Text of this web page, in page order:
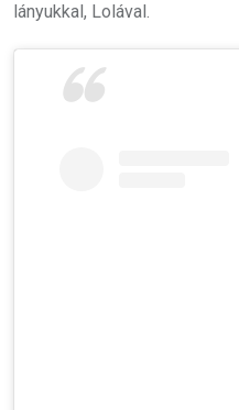
lányukkal, Lolával.